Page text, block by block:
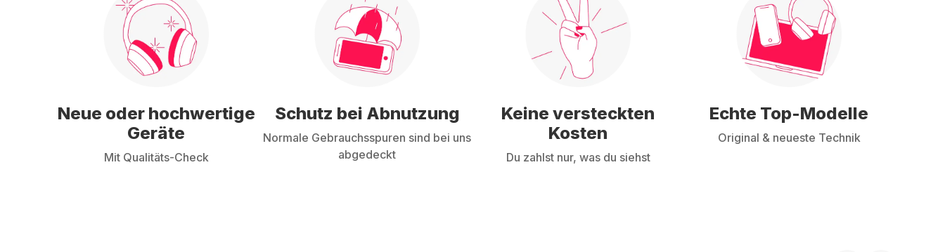
Neue oder hochwertige
Geräte
Mit Qualitäts-Check
Schutz bei Abnutzung
Normale Gebrauchsspuren sind bei uns
abgedeckt
Keine versteckten
Kosten
Du zahlst nur, was du siehst
Echte Top-Modelle
Original & neueste Technik